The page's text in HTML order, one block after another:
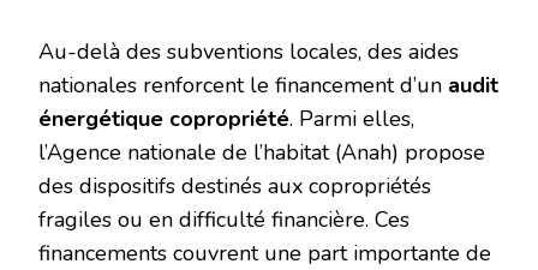
Au-delà des subventions locales, des aides
nationales renforcent le financement d’un audit
énergétique copropriété. Parmi elles,
l’Agence nationale de l’habitat (Anah) propose
des dispositifs destinés aux copropriétés
fragiles ou en difficulté financière. Ces
financements couvrent une part importante de